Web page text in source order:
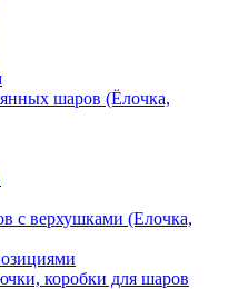
шаров (Ёлочка,
с верхушками (Елочка,
коробки для шаров